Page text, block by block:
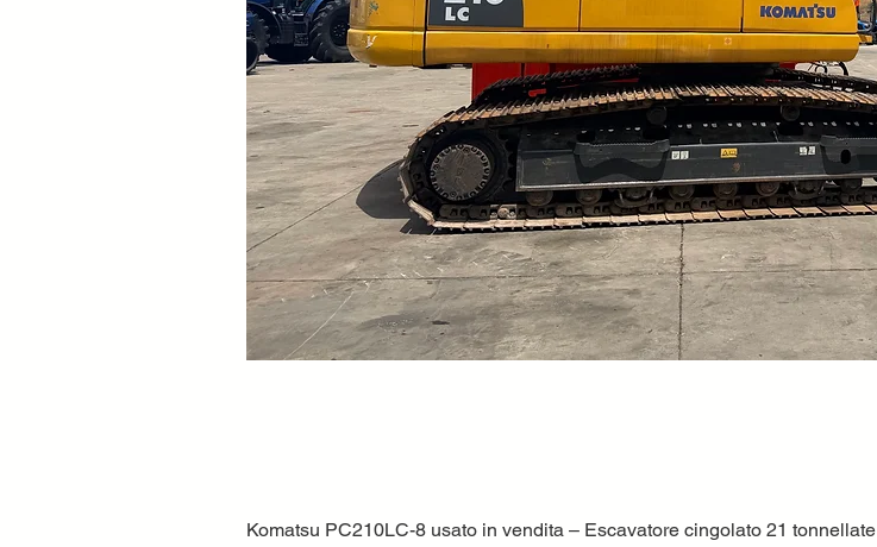
Vista rapida
Komatsu PC210LC-8 usato in vendita – Escavatore cingolato 21 tonnellate